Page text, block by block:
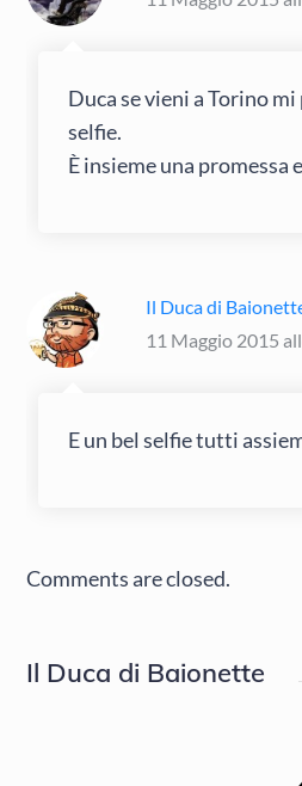
Duca se vieni a Torino
selfie.
È insieme una promessa
Il Duca di
11 Maggio 2015
E un bel selfie tutti
Comments are closed.
Il Duca di Baionette